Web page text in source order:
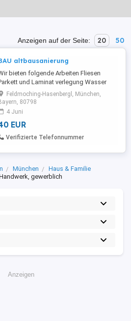
Anzeigen auf der Seite: 20 50
altbausanierung
bieten folgende Arbeiten Fliesen
und Laminat verlegung Wasser
Heizung Installation Gerüst mieten
Jugbau tel 015111550118
Feldmoching-Hasenbergl, München,
80798
4 Juni
EUR
Verifizierte Telefonnummer
München
Haus & Familie
gewerblich
Anzeigen